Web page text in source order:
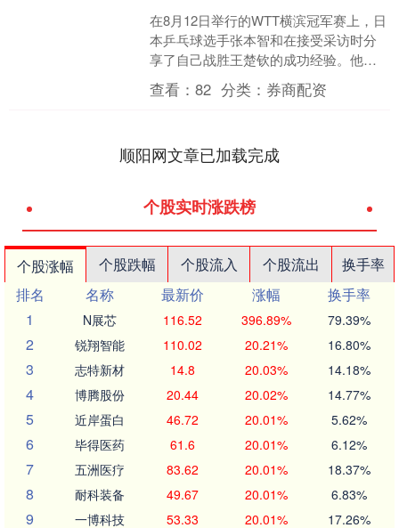
在8月12日举行的WTT横滨冠军赛上，日
本乒乓球选手张本智和在接受采访时分
享了自己战胜王楚钦的成功经验。他强
调了一个关键策略，那就是放弃了自己
擅长的反手拧拉接发....
查看：82 分类： 券商配资
顺阳网文章已加载完成
个股实时涨跌榜
个股涨幅 个股跌幅 个股流入 个股流出
换手率
排名
名称 最新价 涨幅
换手率
1
N展芯 116.52 396.89% 79.39%
2 锐翔智能 110.02 20.21% 16.80%
3 志特新材 14.8 20.03% 14.18%
4 博腾股份 20.44 20.02% 14.77%
5 近岸蛋白 46.72 20.01% 5.62%
6 毕得医药 61.6 20.01% 6.12%
7 五洲医疗 83.62 20.01% 18.37%
8 耐科装备 49.67 20.01% 6.83%
9 一博科技 53.33 20.01% 17.26%